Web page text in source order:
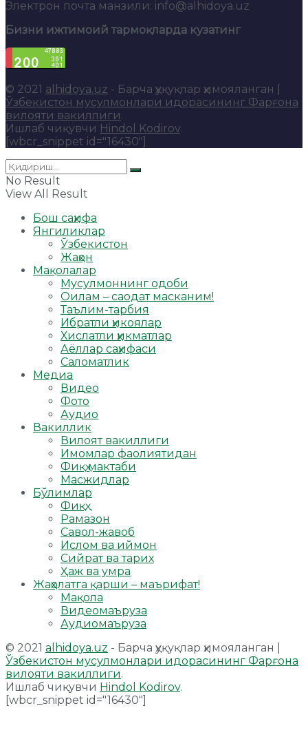
Электрон почта манзили: info@alhidoya.uz
Бизни ижтимоий тармоқларда кузатинг
© 2021 alhidoya.uz - Барча ҳуқуқлар ҳимояланган |
Ўзбекистон мусулмонлари идорасининг Фарғона
вилояти вакиллиги.
Ишлаб чиқувчи Hindol Kodirov.
[wbcr_snippet id="16430"]
No Result
View All Result
Бош саҳифа
Янгиликлар
Ўзбекистон
Жаҳон
Мақолалар
Мусулмоннинг одоби
Оилам – саодат масканим!
Таълим-тарбия
Ибратли ҳикоялар
Хислатли ҳикматлар
Аёллар саҳифаси
Саломатлик
Медиа
Видео
Фото
Аудио
Вакиллик
Вилоят вакиллиги
Имомлар фаолиятидан
Фиқҳ мактаби
Масжидлар
Бўлимлар
Фиқҳ
Рамазон
Савол-жавоб
Ислом ва иймон
Сийрат ва тарих
Ҳаж ва умра
Жаҳолатга қарши – маърифат!
Мақола
Видеомаъруза
Аудиомаъруза
© 2021 alhidoya.uz - Барча ҳуқуқлар ҳимояланган |
Ўзбекистон мусулмонлари идорасининг Фарғона
вилояти вакиллиги.
Ишлаб чиқувчи Hindol Kodirov.
[wbcr_snippet id="16430"]